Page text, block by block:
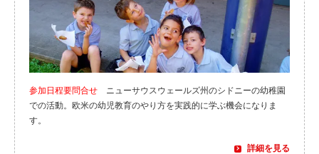
参加日程要問合せ ニューサウスウェールズ州のシドニーの幼稚園
での活動。欧米の幼児教育のやり方を実践的に学ぶ機会になりま
す。
詳細を見る